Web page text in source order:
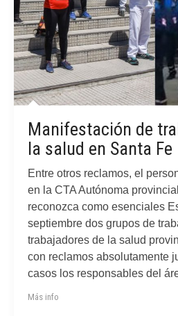
Manifestación de
la salud en Santa Fe
Entre otros reclamos, el
en la CTA Autónoma
reconozca como esenciales
septiembre dos grupos de
trabajadores de la salud
con reclamos absolutamente
casos los responsables del
Más info